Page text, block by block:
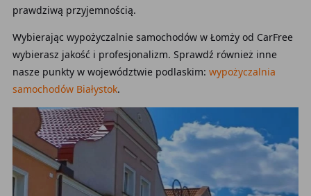
prawdziwą przyjemnością.
Wybierając wypożyczalnie samochodów w Łomży od CarFree
wybierasz jakość i profesjonalizm. Sprawdź również inne
nasze punkty w województwie podlaskim: wypożyczalnia
samochodów Białystok.